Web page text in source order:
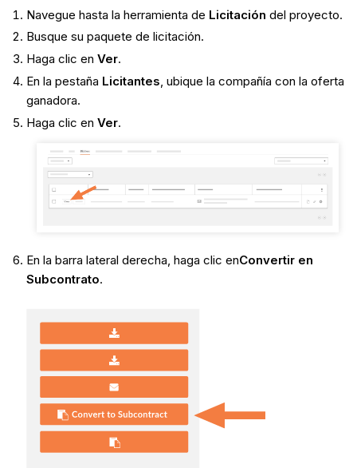
Navegue hasta la herramienta de Licitación del proyecto.
Busque su paquete de licitación.
Haga clic en Ver.
En la pestaña Licitantes, ubique la compañía con la oferta
ganadora.
Haga clic en Ver.
En la barra lateral derecha, haga clic enConvertir en
Subcontrato.